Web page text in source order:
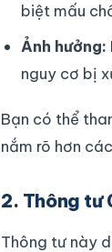
biệt mấu
Ảnh hưởng:
nguy cơ bị
Bạn có thể
nắm rõ hơn
2. Thông tư
Thông tư này